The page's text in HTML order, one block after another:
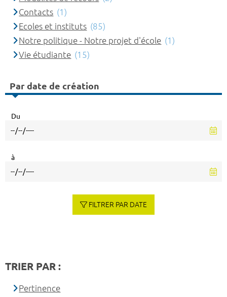
Contacts (1)
Ecoles et instituts (85)
Notre politique - Notre projet d'école (1)
Vie étudiante (15)
Par date de création
Du
à
FILTRER PAR DATE
TRIER PAR :
Pertinence